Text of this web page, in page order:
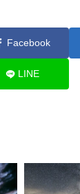
Facebook
LINE